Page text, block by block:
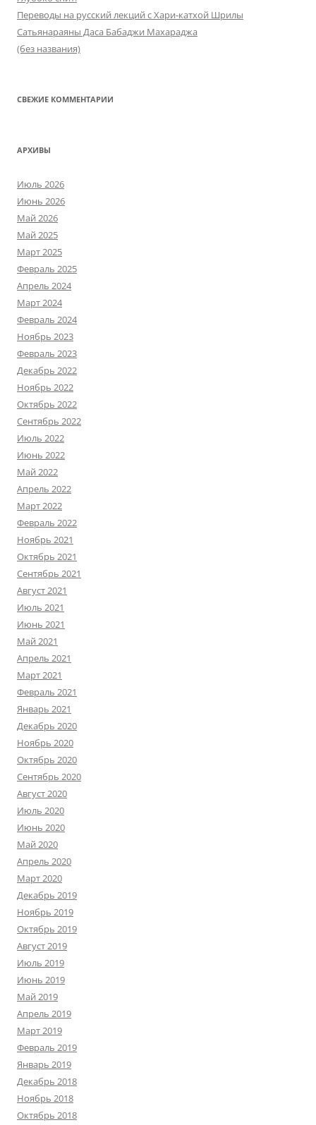
Переводы на русский лекций с Хари-катхой Шрилы
Сатьянараяны Даса Бабаджи Махараджа
(без названия)
СВЕЖИЕ КОММЕНТАРИИ
АРХИВЫ
Июль 2026
Июнь 2026
Май 2026
Май 2025
Март 2025
Февраль 2025
Апрель 2024
Март 2024
Февраль 2024
Ноябрь 2023
Февраль 2023
Декабрь 2022
Ноябрь 2022
Октябрь 2022
Сентябрь 2022
Июль 2022
Июнь 2022
Май 2022
Апрель 2022
Март 2022
Февраль 2022
Ноябрь 2021
Октябрь 2021
Сентябрь 2021
Август 2021
Июль 2021
Июнь 2021
Май 2021
Апрель 2021
Март 2021
Февраль 2021
Январь 2021
Декабрь 2020
Ноябрь 2020
Октябрь 2020
Сентябрь 2020
Август 2020
Июль 2020
Июнь 2020
Май 2020
Апрель 2020
Март 2020
Декабрь 2019
Ноябрь 2019
Октябрь 2019
Август 2019
Июль 2019
Июнь 2019
Май 2019
Апрель 2019
Март 2019
Февраль 2019
Январь 2019
Декабрь 2018
Ноябрь 2018
Октябрь 2018